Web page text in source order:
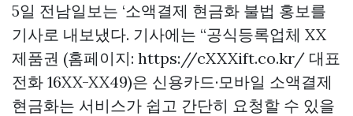
5일 전남일보는 ‘소액결제 현금화 불법 홍보를
기사로 내보냈다. 기사에는 “공식등록업체 XX
제품권 (홈페이지: https://cXXXift.co.kr/ 대표
전화 16XX-XX49)은 신용카드·모바일 소액결제
현금화는 서비스가 쉽고 간단히 요청할 수 있을